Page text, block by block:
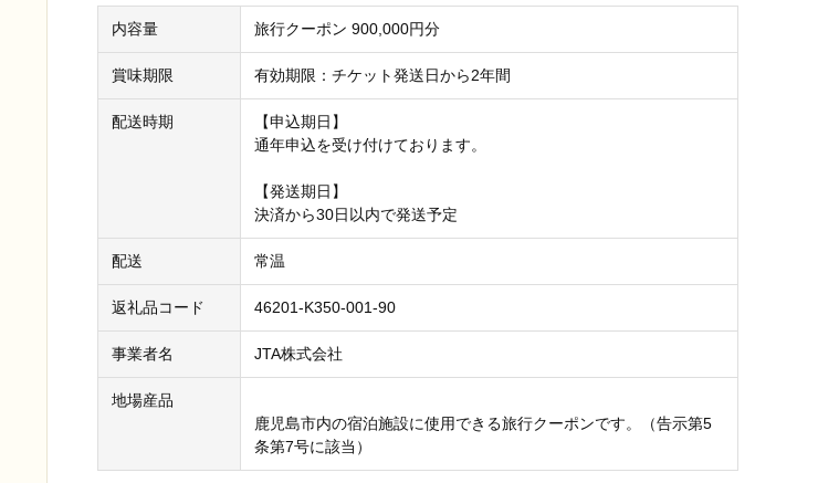
内容量 旅行クーポン 900,000円分
賞味期限 有効期限：チケット発送日から2年間
配送時期
【申込期日】
通年申込を受け付けております。
【発送期日】
決済から30日以内で発送予定
配送 常温
返礼品コード 46201-K350-001-90
事業者名 JTA株式会社
地場産品
鹿児島市内の宿泊施設に使用できる旅行クーポンです。（告示第5
条第7号に該当）